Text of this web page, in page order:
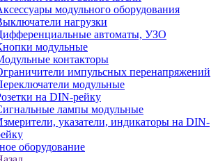
модульного оборудования
нагрузки
автоматы, УЗО
модульные
контакторы
импульсных перенапряжений
модульные
на DIN-рейку
лампы модульные
указатели, индикаторы на DIN-
оборудование